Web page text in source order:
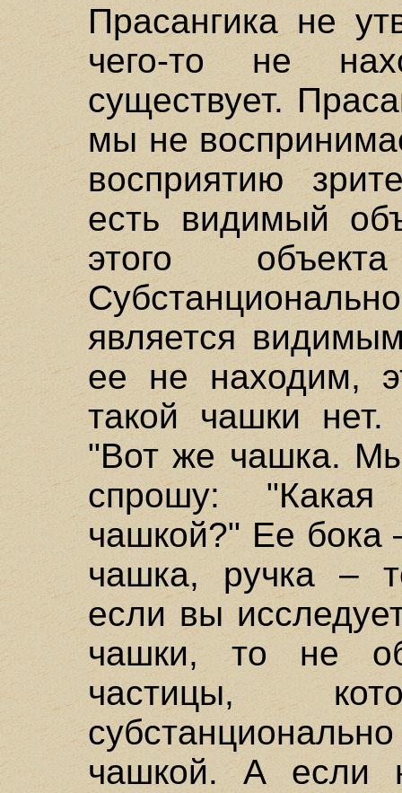
Прасангика не
чего-то не
существует.
мы не
восприятию
есть видимый
этого
является
ее не находим,
такой чашки
"Вот же чашка.
спрошу:
чашкой?" Ее бока
чашка, ручка –
если вы
чашки, то не
частицы,
чашкой. А если